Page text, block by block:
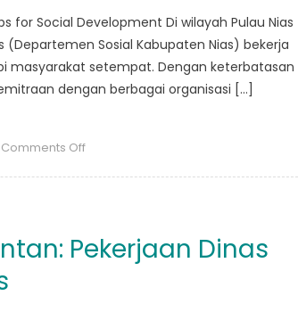
Malaysia
for Social Development Di wilayah Pulau Nias
(Departemen Sosial Kabupaten Nias) bekerja
masyarakat setempat. Dengan keterbatasan
dengan berbagai organisasi […]
Comments Offon
Sosial
Kabupaten
Pekerjaan Dinas